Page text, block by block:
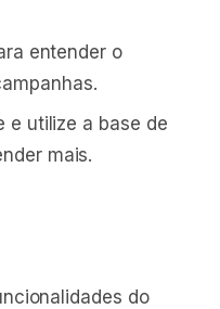
entender o
e utilize a base de
mais.
do